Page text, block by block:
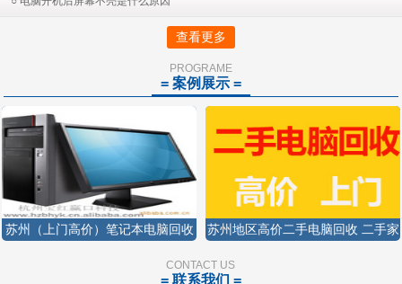
查看更多
PROGRAME
= 案例展示 =
苏州（上门高价）笔记本电脑回收
苏州地区高价二手电脑回收 二手家
CONTACT US
= 联系我们 =